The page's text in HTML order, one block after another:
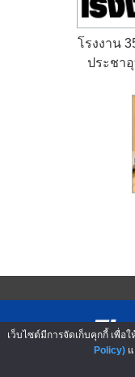
โรงงาน
ประชา
เว็บไซต์มีการจัดเก็บคุกกี้ เพื่อ
Policy)แ